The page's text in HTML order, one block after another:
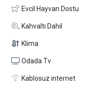
Evcil Hayvan Dostu
Kahvaltı Dahil
Klima
Odada Tv
Kablosuz internet